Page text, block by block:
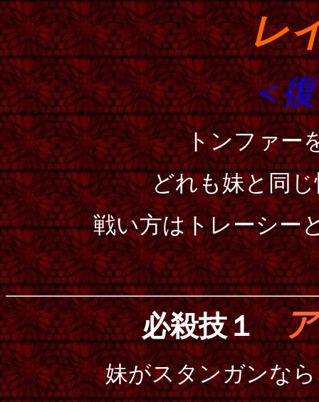
レ
＜
トンファー
どれも妹と同
戦い方はトレーシー
必殺技１
妹がスタンガンな